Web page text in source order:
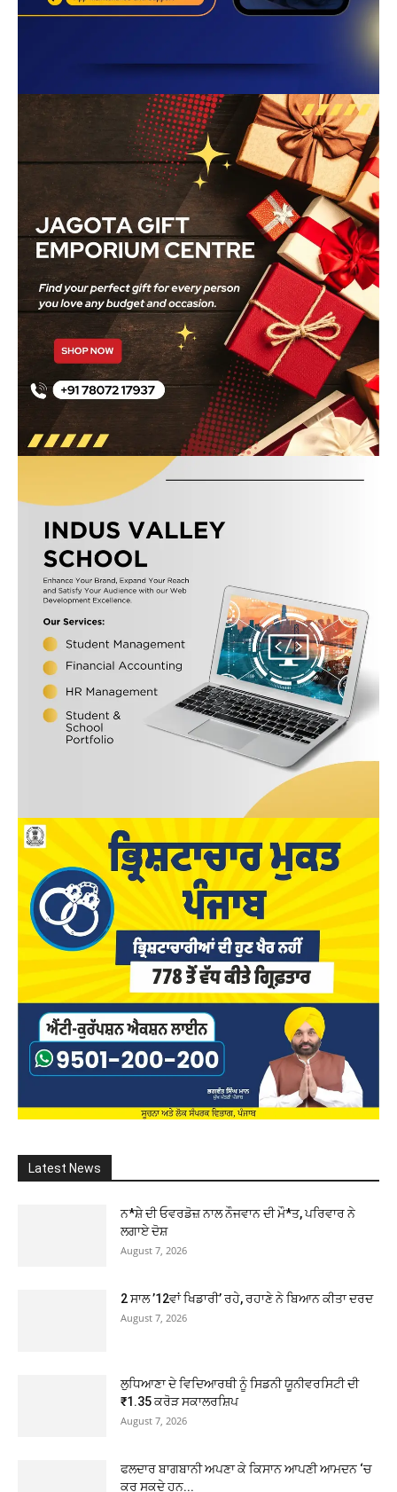
Latest News
ਨ*ਸ਼ੇ ਦੀ ਓਵਰਡੋਜ਼ ਨਾਲ ਨੌਜਵਾਨ ਦੀ ਮੌ*ਤ, ਪਰਿਵਾਰ ਨੇ
ਲਗਾਏ ਦੋਸ਼
August 7, 2026
2 ਸਾਲ ’12ਵਾਂ ਖਿਡਾਰੀ’ ਰਹੇ, ਰਹਾਣੇ ਨੇ ਬਿਆਨ ਕੀਤਾ ਦਰਦ
August 7, 2026
ਲੁਧਿਆਣਾ ਦੇ ਵਿਦਿਆਰਥੀ ਨੂੰ ਸਿਡਨੀ ਯੂਨੀਵਰਸਿਟੀ ਦੀ
₹1.35 ਕਰੋੜ ਸਕਾਲਰਸ਼ਿਪ
August 7, 2026
ਫਲਦਾਰ ਬਾਗਬਾਨੀ ਅਪਣਾ ਕੇ ਕਿਸਾਨ ਆਪਣੀ ਆਮਦਨ ‘ਚ
ਕਰ ਸਕਦੇ ਹਨ...